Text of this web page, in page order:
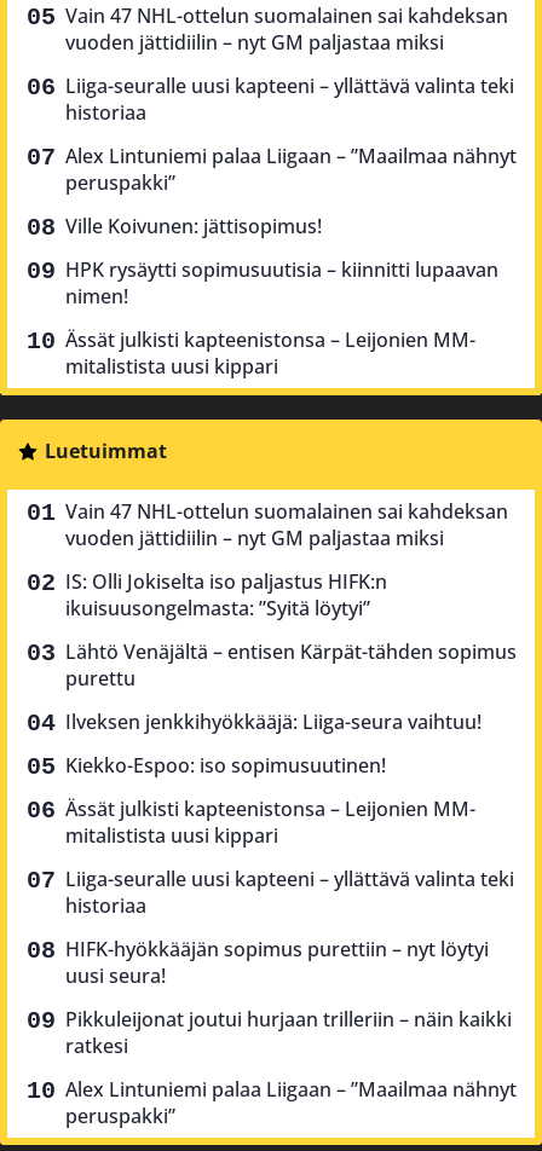
Vain 47 NHL-ottelun suomalainen sai kahdeksan
vuoden jättidiilin – nyt GM paljastaa miksi
Liiga-seuralle uusi kapteeni – yllättävä valinta teki
historiaa
Alex Lintuniemi palaa Liigaan – ”Maailmaa nähnyt
peruspakki”
Ville Koivunen: jättisopimus!
HPK rysäytti sopimusuutisia – kiinnitti lupaavan
nimen!
Ässät julkisti kapteenistonsa – Leijonien MM-
mitalistista uusi kippari
Luetuimmat
Vain 47 NHL-ottelun suomalainen sai kahdeksan
vuoden jättidiilin – nyt GM paljastaa miksi
IS: Olli Jokiselta iso paljastus HIFK:n
ikuisuusongelmasta: ”Syitä löytyi”
Lähtö Venäjältä – entisen Kärpät-tähden sopimus
purettu
Ilveksen jenkkihyökkääjä: Liiga-seura vaihtuu!
Kiekko-Espoo: iso sopimusuutinen!
Ässät julkisti kapteenistonsa – Leijonien MM-
mitalistista uusi kippari
Liiga-seuralle uusi kapteeni – yllättävä valinta teki
historiaa
HIFK-hyökkääjän sopimus purettiin – nyt löytyi
uusi seura!
Pikkuleijonat joutui hurjaan trilleriin – näin kaikki
ratkesi
Alex Lintuniemi palaa Liigaan – ”Maailmaa nähnyt
peruspakki”